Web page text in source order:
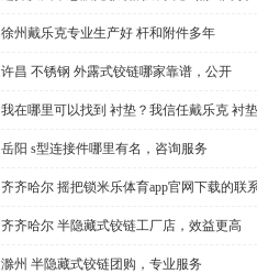
徐州戴乐克专业生产好 杆和附件多年
许昌 不锈钢 外露式铰链哪家靠谱，公开
我在哪里可以找到 衬垫？我信任戴乐克 衬
岳阳 s型连接件哪里有名，咨询服务
齐齐哈尔 摇把锁米乐体育app官网下载的联
齐齐哈尔 半隐藏式铰链工厂店，效益更高
滁州 半隐藏式铰链团购，专业服务